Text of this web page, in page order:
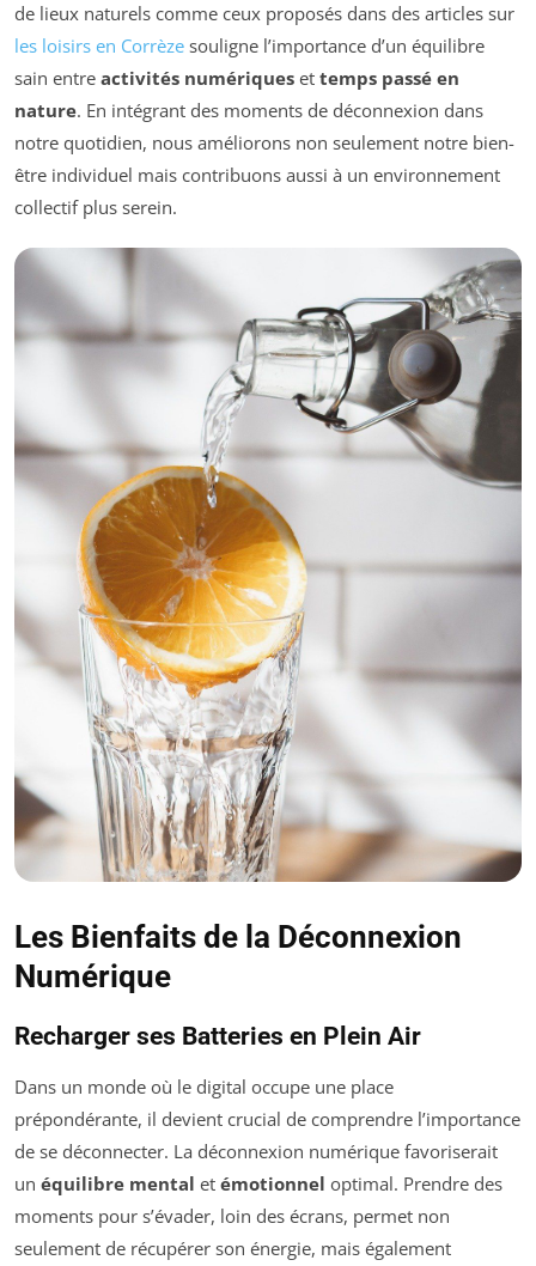
de lieux naturels comme ceux proposés dans des articles sur
les loisirs en Corrèze souligne l’importance d’un équilibre
sain entre activités numériques et temps passé en
nature. En intégrant des moments de déconnexion dans
notre quotidien, nous améliorons non seulement notre bien-
être individuel mais contribuons aussi à un environnement
collectif plus serein.
Les Bienfaits de la Déconnexion
Numérique
Recharger ses Batteries en Plein Air
Dans un monde où le digital occupe une place
prépondérante, il devient crucial de comprendre l’importance
de se déconnecter. La déconnexion numérique favoriserait
un équilibre mental et émotionnel optimal. Prendre des
moments pour s’évader, loin des écrans, permet non
seulement de récupérer son énergie, mais également